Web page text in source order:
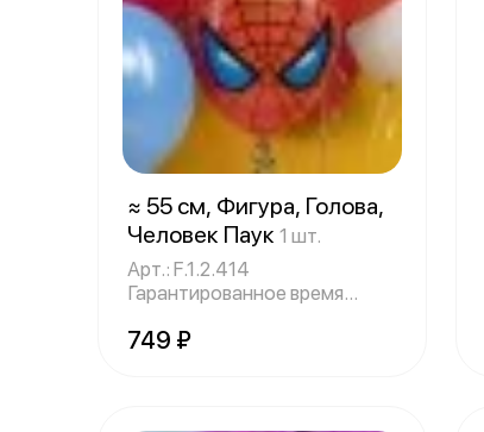
≈ 55 см, Фигура, Голова,
Человек Паук 1 шт.
Арт.: F.1.2.414
Гарантированное время
749 ₽